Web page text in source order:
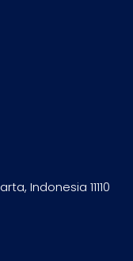
Indonesia 11110